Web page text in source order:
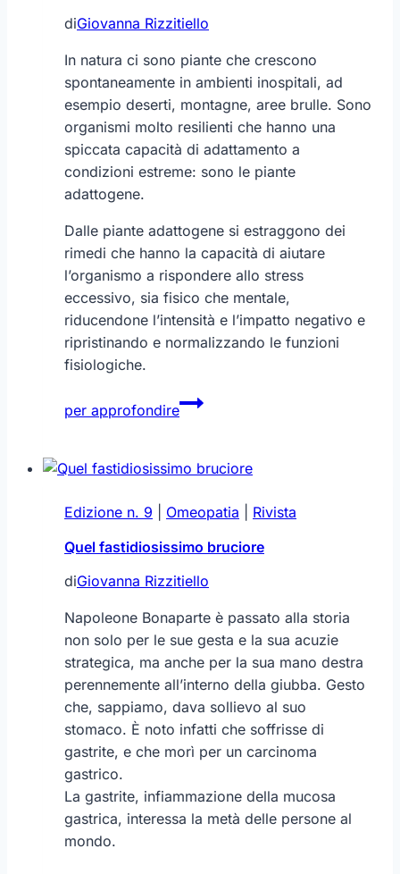
diGiovanna Rizzitiello
In natura ci sono piante che crescono
spontaneamente in ambienti inospitali, ad
esempio deserti, montagne, aree brulle. Sono
organismi molto resilienti che hanno una
spiccata capacità di adattamento a
condizioni estreme: sono le piante
adattogene.
Dalle piante adattogene si estraggono dei
rimedi che hanno la capacità di aiutare
l’organismo a rispondere allo stress
eccessivo, sia fisico che mentale,
riducendone l’intensità e l’impatto negativo e
ripristinando e normalizzando le funzioni
fisiologiche.
per approfondire
La
natura
da
mano:
piante
adattogene
Edizione n. 9 Omeopatia
Rivista
Quel fastidiosissimo bruciore
diGiovanna Rizzitiello
Napoleone Bonaparte è passato alla storia
non solo per le sue gesta e la sua acuzie
strategica, ma anche per la sua mano destra
perennemente all’interno della giubba. Gesto
che, sappiamo, dava sollievo al suo
stomaco. È noto infatti che soffrisse di
gastrite, e che morì per un carcinoma
gastrico.
La gastrite, infiammazione della mucosa
gastrica, interessa la metà delle persone al
mondo.